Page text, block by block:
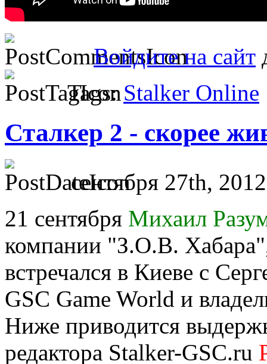
Войдите на сайт
Tags:Stalker Online
Сталкер 2 - скорее
сентября 27th,
21 сентября Михаил
компании "З.О.В.
встречался в Киеве с
GSC Game World и
Ниже приводится
редактора Stalker-GSC.ru